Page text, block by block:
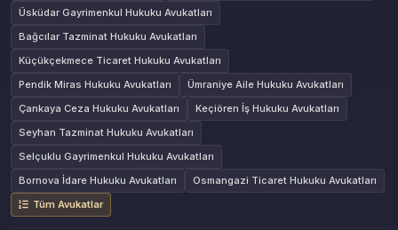
Üsküdar Gayrimenkul Hukuku Avukatları
Bağcılar Tazminat Hukuku Avukatları
Küçükçekmece Ticaret Hukuku Avukatları
Pendik Miras Hukuku Avukatları
Ümraniye Aile Hukuku Avukatları
Çankaya Ceza Hukuku Avukatları
Keçiören İş Hukuku Avukatları
Seyhan Tazminat Hukuku Avukatları
Selçuklu Gayrimenkul Hukuku Avukatları
Bornova İdare Hukuku Avukatları
Osmangazi Ticaret Hukuku Avukatları
Tüm Avukatlar